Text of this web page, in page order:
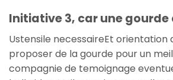
Initiative 3, car une
Ustensile necessaireEt orientation
proposer de la gourde pour un
compagnie de temoignage